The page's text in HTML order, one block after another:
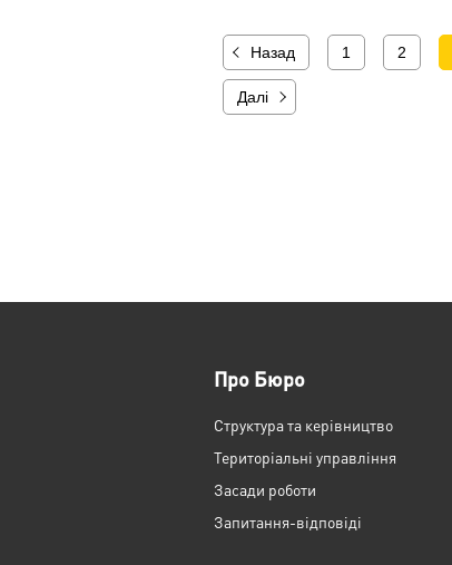
Назад 1 2
Далі
Про Бюро
Структура та керівництво
Територіальні управління
Засади роботи
Запитання-відповіді